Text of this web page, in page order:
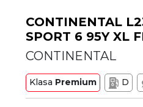
CONTINENTAL
SPORT 6 95Y XL
CONTINENTAL
Klasa Premium D